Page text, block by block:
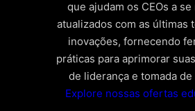
que ajudam os CEOs a
atualizados com as últimas
inovações, fornecendo
práticas para aprimorar
de liderança e tomada
Explore nossas ofertas